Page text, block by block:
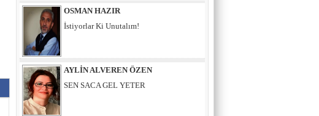
OSMAN HAZIR
İstiyorlar Ki Unutalım!
AYLİN ALVEREN ÖZEN
SEN SACA GEL YETER